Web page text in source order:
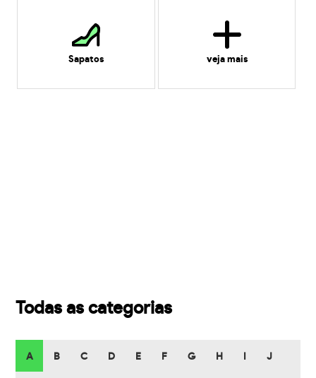
Sapatos veja mais
Todas as categorias
A B C D E F G H J